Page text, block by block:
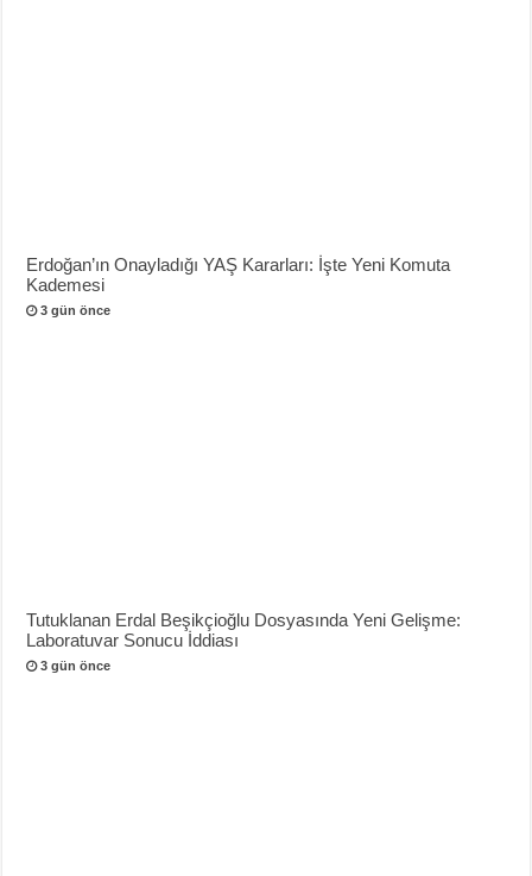
Erdoğan’ın Onayladığı YAŞ Kararları: İşte Yeni Komuta
Kademesi
3 gün önce
Tutuklanan Erdal Beşikçioğlu Dosyasında Yeni Gelişme:
Laboratuvar Sonucu İddiası
3 gün önce